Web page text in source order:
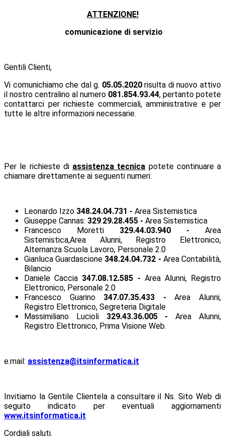
ATTENZIONE!
comunicazione di servizio
Gentili Clienti,
Vi comunichiamo che dal g. 05.05.2020risulta di nuovo attivo
il nostro centralino al numero 081.854.93.44, pertanto potete
contattarci per richieste commerciali, amministrative e per
tutte le altre informazioni necessarie.
Per le richieste di assistenza tecnica potete continuare a
chiamare direttamente ai seguenti numeri:
Leonardo Izzo 348.24.04.731 - Area Sistemistica
Giuseppe Cannas: 329.29.28.455 - Area Sistemistica
Francesco Moretti 329.44.03.940 - Area
Sistemistica,Area Alunni, Registro Elettronico,
Alternanza Scuola Lavoro, Personale 2.0
Gianluca Guardascione 348.24.04.732 - Area Contabilità,
Bilancio
Daniele Caccia 347.08.12.585 - Area Alunni, Registro
Elettronico, Personale 2.0
Francesco Guarino 347.07.35.433 - Area Alunni,
Registro Elettronico, Segreteria Digitale
Massimiliano Lucioli 329.43.36.005 - Area Alunni,
Registro Elettronico, Prima Visione Web.
e.mail: assistenza@itsinformatica.it
Invitiamo la Gentile Clientela a consultare il Ns. Sito Web di
seguito indicato per eventuali aggiornamenti
www.itsinformatica.it
Cordiali saluti.